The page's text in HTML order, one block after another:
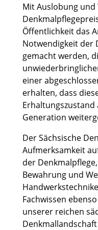
Mit Auslobung und
Öffentlichkeit das
Notwendigkeit der
gemacht werden,
einer
erhalten, dass
Generation
Der Sächsische
Aufmerksamkeit
der
Bewahrung und
Fachwissen
unserer reichen